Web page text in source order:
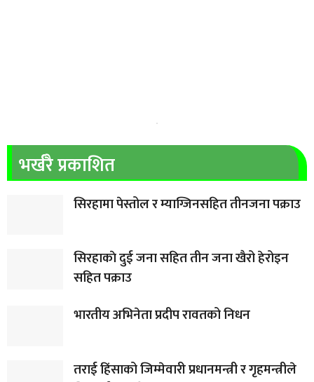
भर्खरै प्रकाशित
सिरहामा पेस्तोल र म्याग्जिनसहित तीनजना पक्राउ
सिरहाकाे दुई जना सहित तीन जना खैरो हेरोइन
सहित पक्राउ
भारतीय अभिनेता प्रदीप रावतको निधन
तराई हिंसाको जिम्मेवारी प्रधानमन्त्री र गृहमन्त्रीले